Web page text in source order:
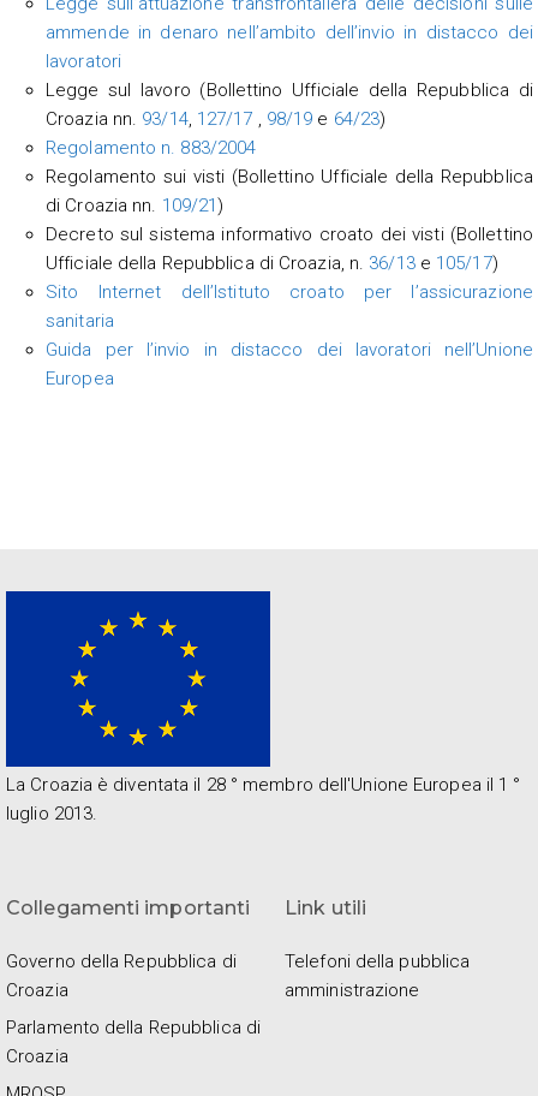
ammende in denaro nell’ambito dell’invio in distacco dei
lavoratori
Legge sul lavoro (Bollettino Ufficiale della Repubblica di
Croazia nn. 93/14, 127/17 , 98/19 e 64/23)
Regolamento n. 883/2004
Regolamento sui visti (Bollettino Ufficiale della Repubblica
di Croazia nn. 109/21)
Decreto sul sistema informativo croato dei visti (Bollettino
Ufficiale della Repubblica di Croazia, n. 36/13e 105/17)
Sito Internet dell’Istituto croato per l’assicurazione
sanitaria
Guida per l’invio in distacco dei lavoratori nell’Unione
Europea
La Croazia è diventata il 28 ° membro dell'Unione Europea il 1 °
luglio 2013.
Collegamenti importanti
Governo della Repubblica di
Croazia
Parlamento della Repubblica di
Croazia
Link utili
Telefoni della pubblica
amministrazione